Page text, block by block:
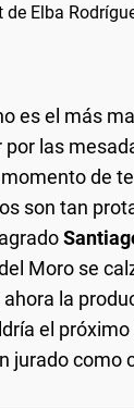
Elba
es el más
por las
de
son tan
Moro se
ahora la
el
jurado como